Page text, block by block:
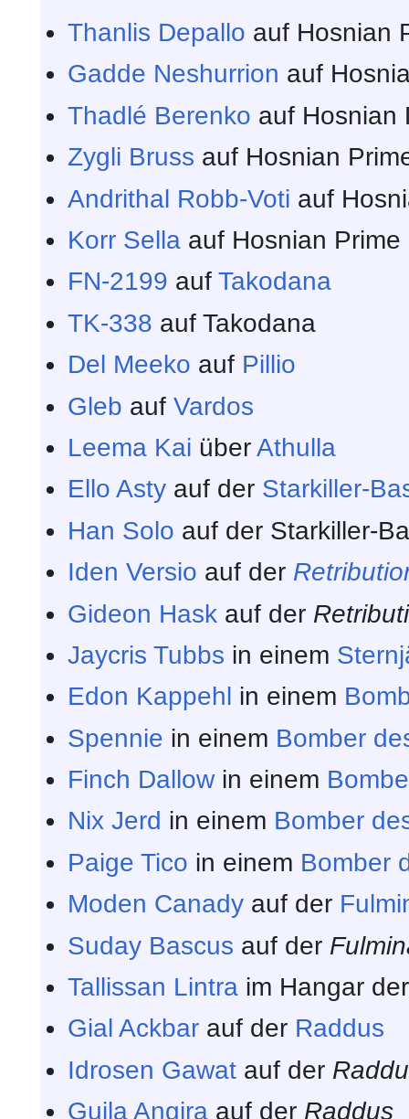
Thanlis Depallo auf Hosnian
Gadde Neshurrion auf
Thadlé Berenko auf Hosnian
Zygli Bruss auf Hosnian
Andrithal Robb-Voti auf
Korr Sella auf Hosnian Prime
FN-2199 aufTakodana
TK-338 auf Takodana
Del Meeko auf Pillio
Gleb aufVardos
Leema Kai überAthulla
Ello Asty auf der Starkiller-
Han Solo auf der Starkiller-
Iden Versio auf der
Gideon Hask auf der
Jaycris Tubbs in einem
Edon Kappehl in einem
Spennie in einem Bomber
Finch Dallowin einem
Nix Jerd in einem Bomber
Paige Tico in einem Bomber
Moden Canady auf der
Suday Bascus auf der
Tallissan Lintra im Hangar
Gial Ackbar auf der Raddus
Idrosen Gawat auf der
Guila Angira auf der Raddus